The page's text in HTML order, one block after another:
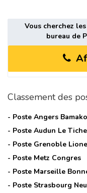
Vous cherchez
bureau de
Classement des
- Poste Angers Bamako
- Poste Audun Le Tiche
- Poste Grenoble
- Poste Metz Congres
- Poste Marseille
- Poste Strasbourg